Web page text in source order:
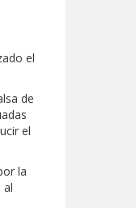
el
de
el
la
al